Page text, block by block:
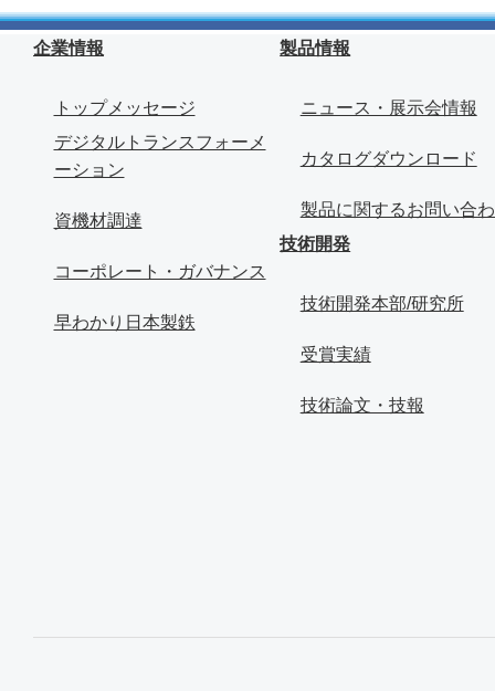
企業情報
トップメッセージ
デジタルトランスフォーメ
ーション
資機材調達
コーポレート・ガバナンス
早わかり日本製鉄
製品情報
ニュース・展示会情報
カタログダウンロード
製品に関するお問い合
技術開発
技術開発本部/研究所
受賞実績
技術論文・技報